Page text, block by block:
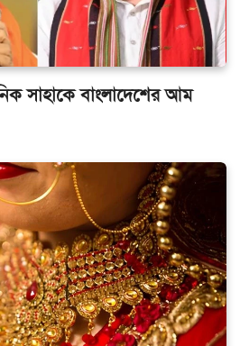
সাহাকে বাংলাদেশের আম